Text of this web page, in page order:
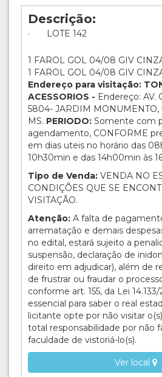
Descrição:
· LOTE 142
1 FAROL GOL 04/08 GIV
1 FAROL GOL 04/08 GIV
Endereço para visitação:
ACESSORIOS - Endereço: AV.
5804- JARDIM MONUMENTO,
MS. PERIODO: Somente com
agendamento, CONFORME
em dias uteis no horário das
10h30min e das 14h00min às
Tipo de Venda: VENDA NO
CONDIÇÕES QUE SE
VISITAÇÃO.
Atenção: A falta de
arrematação e demais
no edital, estará sujeito a
suspensão, declaração de
direito em adjudicar), além de
de frustrar ou fraudar o
conforme art. 155, da Lei
essencial para saber o real
licitante opte por não visitar
total responsabilidade por não
faculdade de vistoriá-lo(s).
Ver local